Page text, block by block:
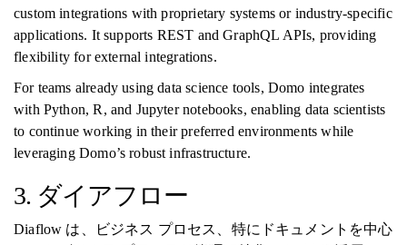
custom integrations with proprietary systems or industry-specific
applications. It supports REST and GraphQL APIs, providing
flexibility for external integrations.
For teams already using data science tools, Domo integrates
with Python, R, and Jupyter notebooks, enabling data scientists
to continue working in their preferred environments while
leveraging Domo’s robust infrastructure.
3. ダイアフロー
Diaflow は、ビジネス プロセス、特にドキュメントを中心